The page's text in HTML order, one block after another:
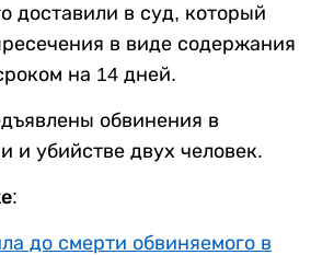
доставили в суд, который
в виде содержания
на 14 дней.
обвинения в
и убийстве двух человек.
до смерти обвиняемого в